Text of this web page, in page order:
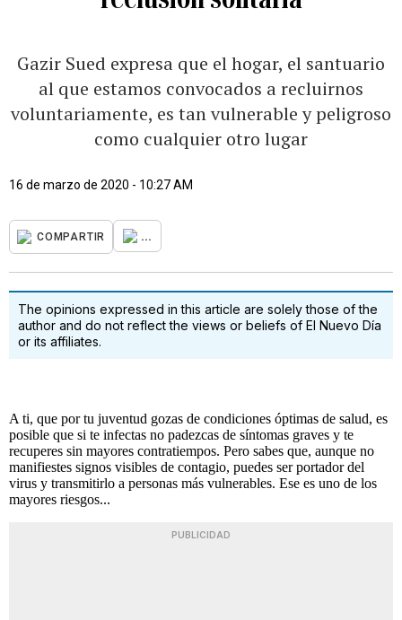
Gazir Sued expresa que el hogar, el santuario
al que estamos convocados a recluirnos
voluntariamente, es tan vulnerable y peligroso
como cualquier otro lugar
16 de marzo de 2020 - 10:27 AM
COMPARTIR ...
The opinions expressed in this article are solely those of the
author and do not reflect the views or beliefs of El Nuevo Día
or its affiliates.
A ti, que por tu juventud gozas de condiciones óptimas de salud, es
posible que si te infectas no padezcas de síntomas graves y te
recuperes sin mayores contratiempos. Pero sabes que, aunque no
manifiestes signos visibles de contagio, puedes ser portador del
virus y transmitirlo a personas más vulnerables. Ese es uno de los
mayores riesgos...
PUBLICIDAD